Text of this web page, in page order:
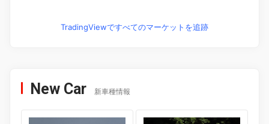
TradingViewですべてのマーケットを追跡
New Car 新車種情報